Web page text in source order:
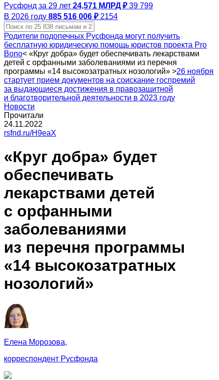
Русфонд за 29 лет 24,571 МЛРД ₽ 39 799
В 2026 году 885 516 006 ₽ 2154
Родители подопечных Русфонда могут получить
бесплатную юридическую помощь юристов проекта Pro
Bono< «Круг добра» будет обеспечивать лекарствами
детей с орфанными заболеваниями из перечня
программы «14 высокозатратных нозологий» >26 ноября
стартует прием документов на соискание госпремий
за выдающиеся достижения в правозащитной
и благотворительной деятельности в 2023 году
Новости
Прочитали
24.11.2022
rsfnd.ru/H9eaX
«Круг добра» будет
обеспечивать
лекарствами детей
с орфанными
заболеваниями
из перечня программы
«14 высокозатратных
нозологий»
Елена Морозова,
корреспондент Русфонда